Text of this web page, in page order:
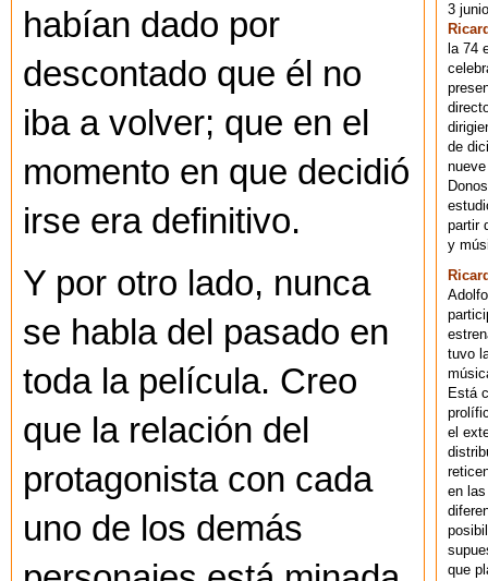
habían dado por
descontado que él no
iba a volver; que en el
momento en que decidió
irse era definitivo.
Y por otro lado, nunca
se habla del pasado en
toda la película. Creo
que la relación del
protagonista con cada
uno de los demás
3
la 74
de
partir
y
tuvo
Está
el
en
que